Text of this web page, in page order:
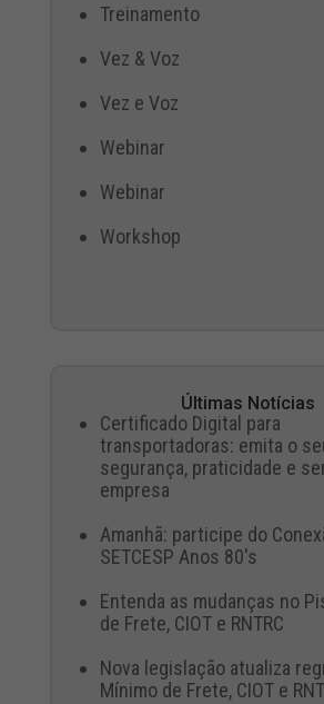
Treinamento
Vez & Voz
Vez e Voz
Webinar
Webinar
Workshop
Últimas Notícias
Certificado Digital para
transportadoras: emita o
segurança, praticidade e
empresa
Amanhã: participe do
SETCESP Anos 80's
Entenda as mudanças no
de Frete, CIOT e RNTRC
Nova legislação atualiza
Mínimo de Frete, CIOT e